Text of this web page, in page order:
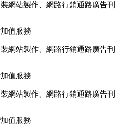
網站製作、網路行銷通路廣告刊
行社銷售，全面優惠中....
值服務
網站製作、網路行銷通路廣告刊
行社銷售，全面優惠中....
值服務
網站製作、網路行銷通路廣告刊
行社銷售，全面優惠中....
值服務